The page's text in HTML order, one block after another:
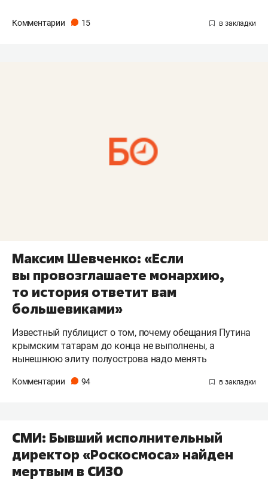
Комментарии 15
Максим Шевченко: «Если
вы провозглашаете монархию,
то история ответит вам
большевиками»
Известный публицист о том, почему обещания Путина
крымским татарам до конца не выполнены, а
нынешнюю элиту полуострова надо менять
Комментарии 94
​СМИ: Бывший исполнительный
директор «Роскосмоса» найден
мертвым в СИЗО